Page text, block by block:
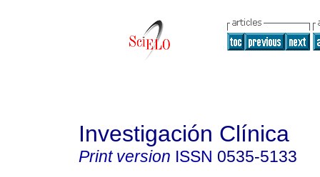
Investigación Clínica
Print version ISSN 0535-5133